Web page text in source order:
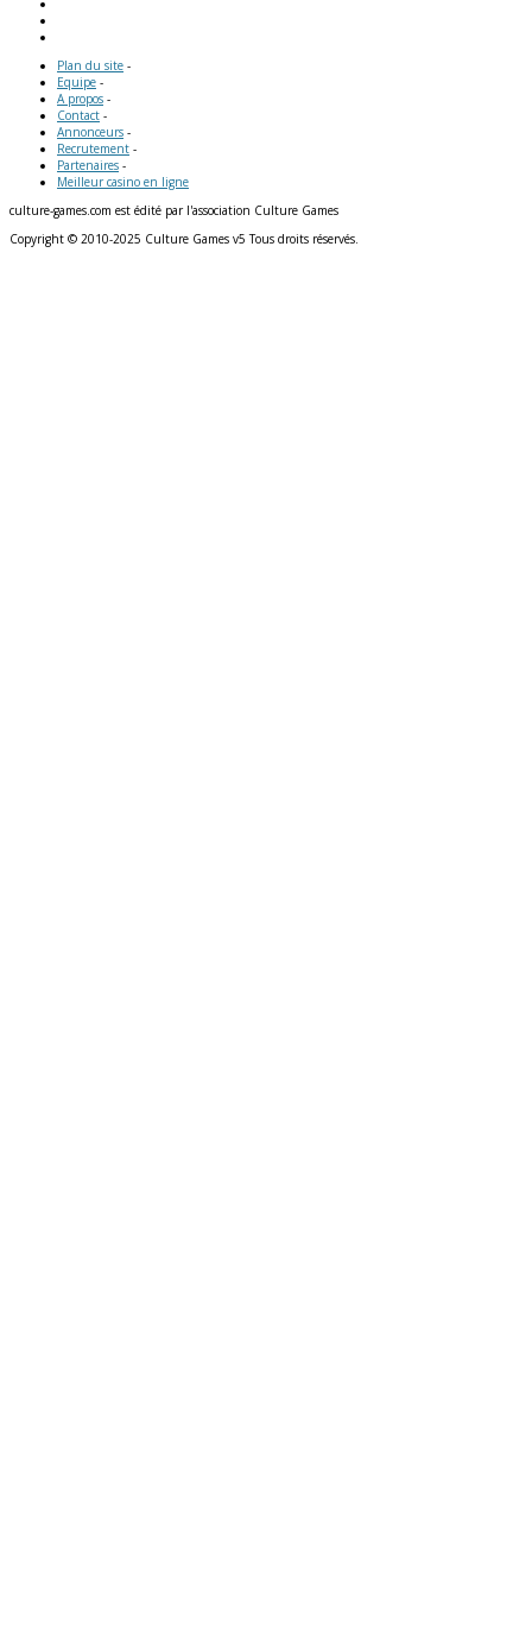
Plan du site -
Equipe -
A propos -
Contact -
Annonceurs -
Recrutement -
Partenaires -
Meilleur casino en ligne
culture-games.com est édité par l'association Culture Games
Copyright © 2010-2025 Culture Games v5 Tous droits réservés.